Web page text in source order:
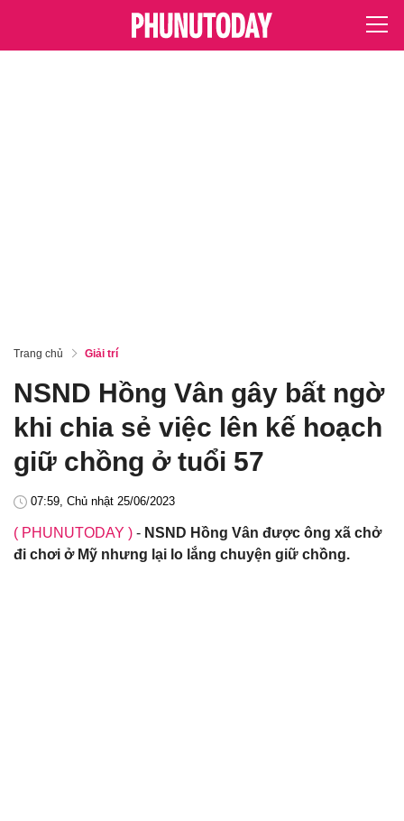
Trang chủ Giải trí
NSND Hồng Vân gây bất ngờ
khi chia sẻ việc lên kế hoạch
giữ chồng ở tuổi 57
07:59, Chủ nhật 25/06/2023
( PHUNUTODAY ) - NSND Hồng Vân được ông xã chở
đi chơi ở Mỹ nhưng lại lo lắng chuyện giữ chồng.